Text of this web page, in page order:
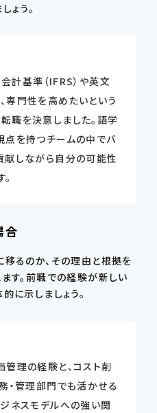
ょう。
計基準（IFRS）や英文
専門性を高めたいという
職を決意しました。語学
点を持つチームの中でバ
献しながら自分の可能性
合
るのか、その理由と根拠を
す。前職での経験が新しい
に示しましょう。
理の経験と、コスト削
・管理部門でも活かせる
ネスモデルへの強い関